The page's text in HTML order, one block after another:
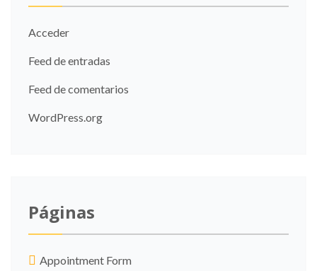
Acceder
Feed de entradas
Feed de comentarios
WordPress.org
Páginas
Appointment Form